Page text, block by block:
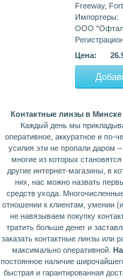
Freeway,
Импортеры:
ООО
Цена:
Контактные линзы в Минске
Каждый день мы
оперативное, аккуратное и по-
усилия эти не пропали даром
многие из которых
другие интернет-магазины, в
них, нас можно назвать
средств ухода.
отношении к клиентам, умении
не навязываем покупку
тратить больше денег и
заказать контактные линзы или
максимально оперативной.
постоянное наличие
быстрая и гарантированная